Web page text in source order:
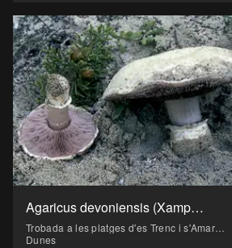
Agaricus devoniensis (Xampinyó)
Trobada a les platges d'es Trenc i s'Amarador a Mallorca; a la platja des Cavallet d'Eivissa i a la platja de ses Salines, de Formentera.
Dunes